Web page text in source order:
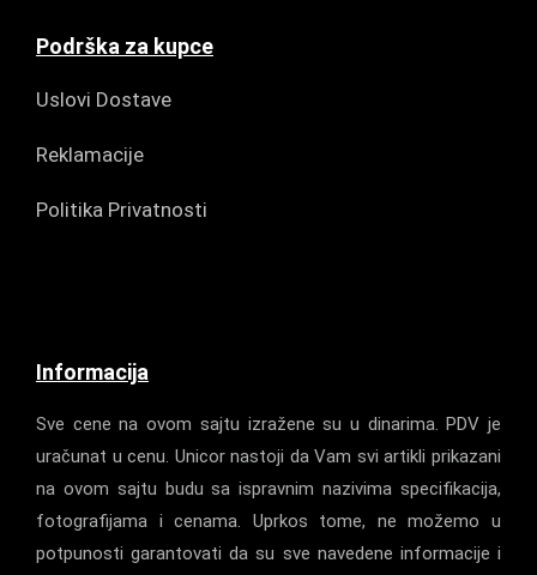
Podrška za kupce
Uslovi Dostave
Reklamacije
Politika Privatnosti
Informacija
Sve cene na ovom sajtu izražene su u dinarima. PDV je
uračunat u cenu. Unicor nastoji da Vam svi artikli prikazani
na ovom sajtu budu sa ispravnim nazivima specifikacija,
fotografijama i cenama. Uprkos tome, ne možemo u
potpunosti garantovati da su sve navedene informacije i